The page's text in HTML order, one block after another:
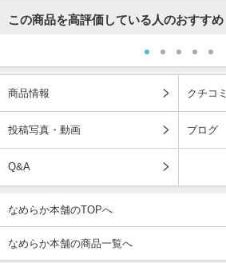
この商品を高評価している人のおすすめ
商品情報 クチコミ
投稿写真・動画 ブログ
Q&A
なめらか本舗のTOPへ
なめらか本舗の商品一覧へ